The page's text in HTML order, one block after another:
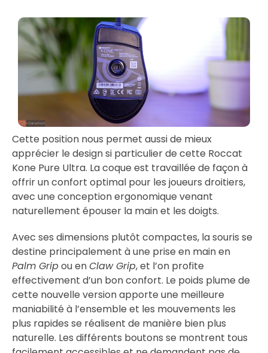
Cette position nous permet aussi de mieux
apprécier le design si particulier de cette Roccat
Kone Pure Ultra. La coque est travaillée de façon à
offrir un confort optimal pour les joueurs droitiers,
avec une conception ergonomique venant
naturellement épouser la main et les doigts.
Avec ses dimensions plutôt compactes, la souris se
destine principalement à une prise en main en
Palm Gripou enClaw Grip, et l’on profite
effectivement d’un bon confort. Le poids plume de
cette nouvelle version apporte une meilleure
maniabilité à l’ensemble et les mouvements les
plus rapides se réalisent de manière bien plus
naturelle. Les différents boutons se montrent tous